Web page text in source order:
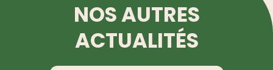
NOS AUTRES
ACTUALITÉS